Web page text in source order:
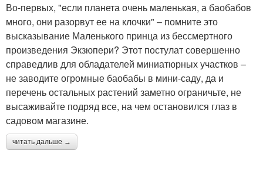
Во-первых, "если планета очень маленькая, а баобабов
много, они разорвут ее на клочки" – помните это
высказывание Маленького принца из бессмертного
произведения Экзюпери? Этот постулат совершенно
справедлив для обладателей миниатюрных участков –
не заводите огромные баобабы в мини-саду, да и
перечень остальных растений заметно ограничьте, не
высаживайте подряд все, на чем остановился глаз в
садовом магазине.
читать дальше →